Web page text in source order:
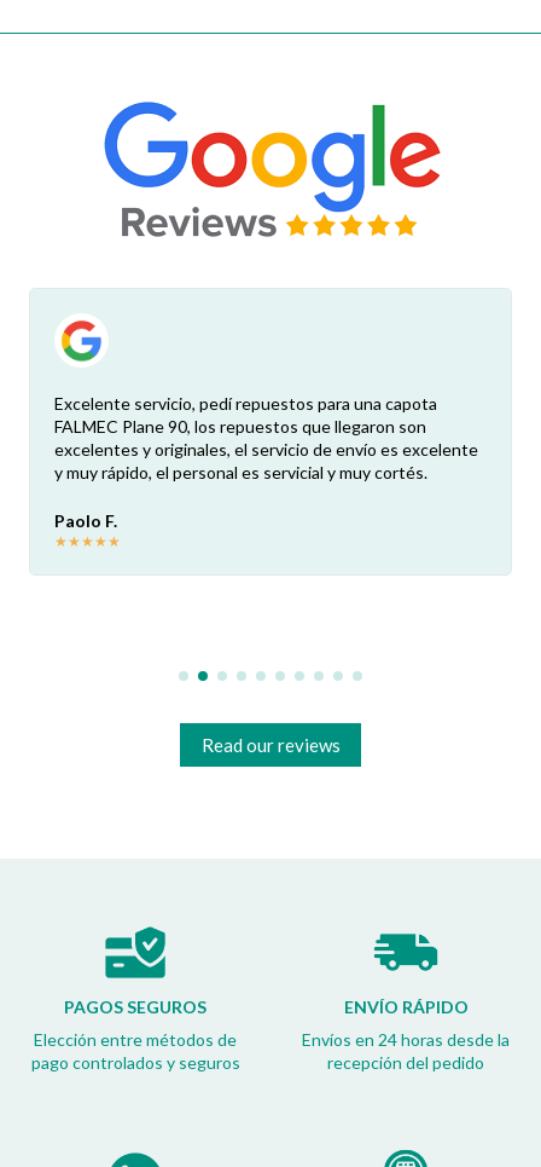
Excelente servicio, pedí repuestos para una capota
FALMEC Plane 90, los repuestos que llegaron son
excelentes y originales, el servicio de envío es excelente
y muy rápido, el personal es servicial y muy cortés.
Paolo F.
★★★★★
Read our reviews
PAGOS SEGUROS
Elección entre métodos de
pago controlados y seguros
ENVÍO RÁPIDO
Envíos en 24 horas desde la
recepción del pedido